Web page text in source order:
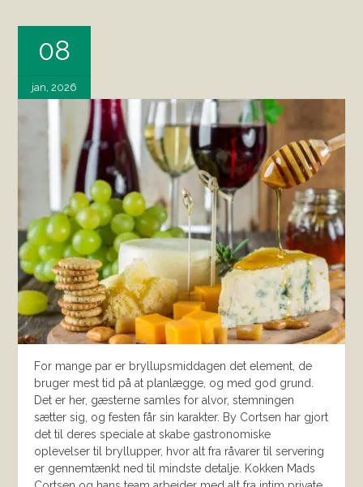
08
jan, 2026
For mange par er bryllupsmiddagen det element, de
bruger mest tid på at planlægge, og med god grund.
Det er her, gæsterne samles for alvor, stemningen
sætter sig, og festen får sin karakter. By Cortsen har gjort
det til deres speciale at skabe gastronomiske
oplevelser til bryllupper, hvor alt fra råvarer til servering
er gennemtænkt ned til mindste detalje. Kokken Mads